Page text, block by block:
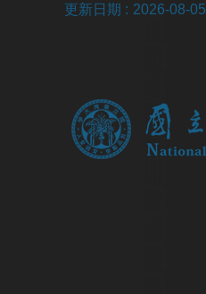
更新日期 2026-08-05